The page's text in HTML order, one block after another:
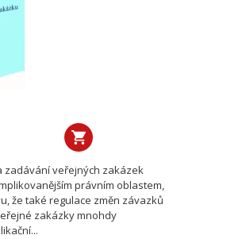
zadávání veřejných zakázek
právním oblastem,
že také regulace změn závazků
zakázky mnohdy